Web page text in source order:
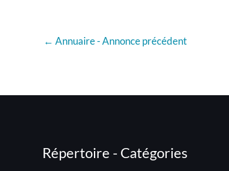
← Annuaire - Annonce précédent
Répertoire - Catégories